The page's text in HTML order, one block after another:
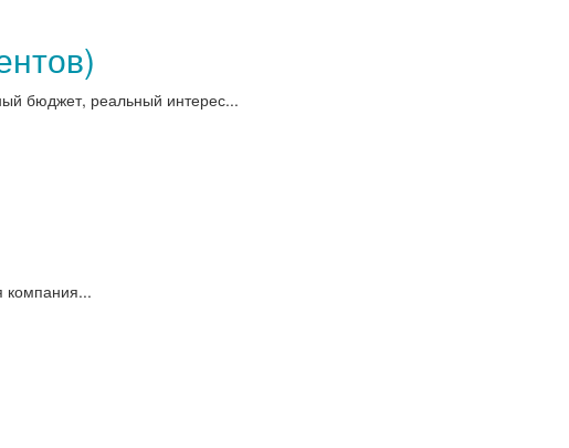
бюджет, реальный интерес...
компания...